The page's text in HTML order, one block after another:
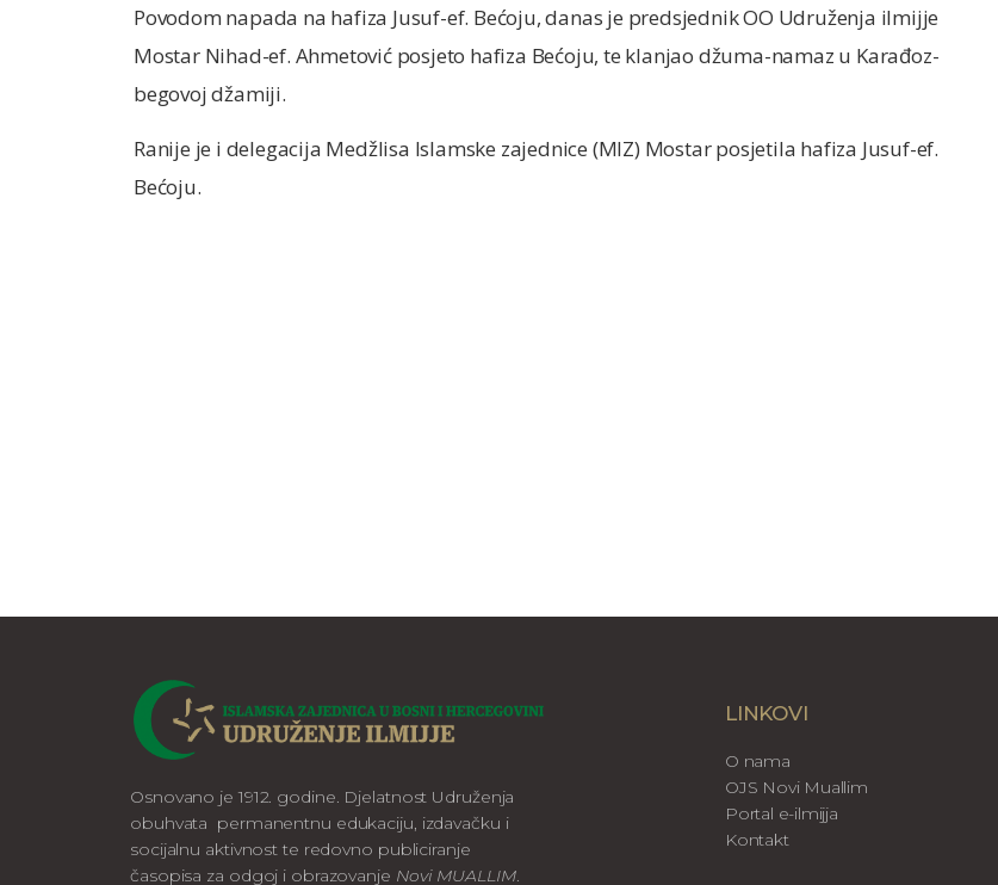
Povodom napada na hafiza Jusuf-ef. Bećoju, danas je predsjednik OO Udruženja ilmijje
Mostar Nihad-ef. Ahmetović posjeto hafiza Bećoju, te klanjao džuma-namaz u Karađoz-
begovoj džamiji.
Ranije je i delegacija Medžlisa Islamske zajednice (MIZ) Mostar posjetila hafiza Jusuf-ef.
Bećoju.
Osnovano je 1912. godine. Djelatnost Udruženja
obuhvata permanentnu edukaciju, izdavačku i
socijalnu aktivnost te redovno publiciranje
časopisa za odgoj i obrazovanje Novi MUALLIM.
LINKOVI
O nama
OJS Novi Muallim
Portal e-ilmijja
Kontakt